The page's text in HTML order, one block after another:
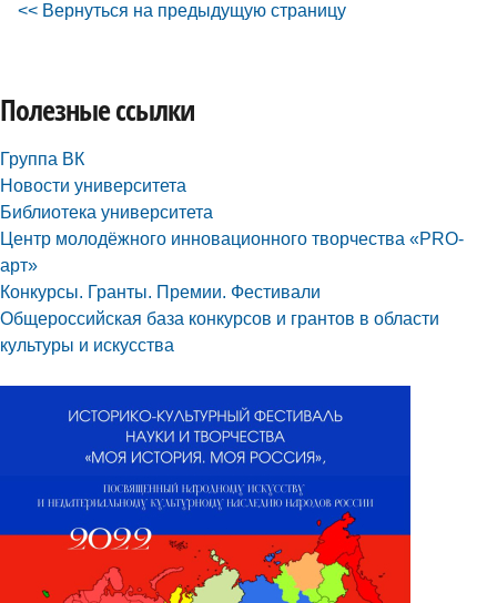
<< Вернуться на предыдущую страницу
Полезные ссылки
Группа ВК
Новости университета
Библиотека университета
Центр молодёжного инновационного творчества «PRO-
арт»
Конкурсы. Гранты. Премии. Фестивали
Общероссийская база конкурсов и грантов в области
культуры и искусства